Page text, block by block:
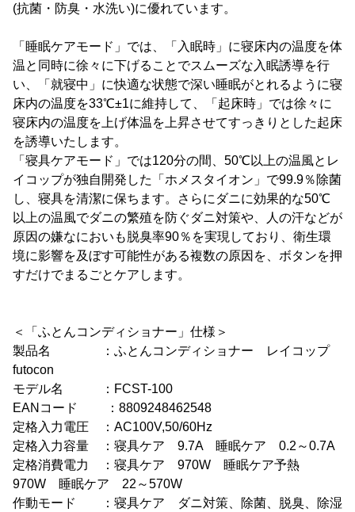
(抗菌・防臭・水洗い)に優れています。
「睡眠ケアモード」では、「入眠時」に寝床内の温度を体
温と同時に徐々に下げることでスムーズな入眠誘導を行
い、「就寝中」に快適な状態で深い睡眠がとれるように寝
床内の温度を33℃±1に維持して、「起床時」では徐々に
寝床内の温度を上げ体温を上昇させてすっきりとした起床
を誘導いたします。
「寝具ケアモード」では120分の間、50℃以上の温風とレ
イコップが独自開発した「ホメスタイオン」で99.9％除菌
し、寝具を清潔に保ちます。さらにダニに効果的な50℃
以上の温風でダニの繁殖を防ぐダニ対策や、人の汗などが
原因の嫌なにおいも脱臭率90％を実現しており、衛生環
境に影響を及ぼす可能性がある複数の原因を、ボタンを押
すだけでまるごとケアします。
＜「ふとんコンディショナー」仕様＞
製品名 ：ふとんコンディショナー レイコップ
futocon
モデル名 ：FCST-100
EANコード ：8809248462548
定格入力電圧 ：AC100V,50/60Hz
定格入力容量 ：寝具ケア 9.7A 睡眠ケア 0.2～0.7A
定格消費電力 ：寝具ケア 970W 睡眠ケア予熱
970W 睡眠ケア 22～570W
作動モード ：寝具ケア ダニ対策、除菌、脱臭、除湿